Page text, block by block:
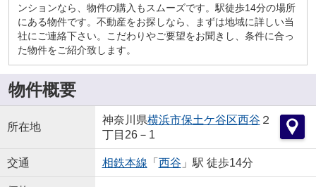
ンションなら、物件の購入もスムーズです。駅徒歩14分の場所
にある物件です。不動産をお探しなら、まずは地域に詳しい当
社にご連絡下さい。こだわりやご要望をお聞きし、条件に合っ
た物件をご紹介致します。
物件概要
所在地
神奈川県横浜市保土ケ谷区西谷 ２
丁目26－1
交通 相鉄本線 「 西谷 」駅 徒歩14分